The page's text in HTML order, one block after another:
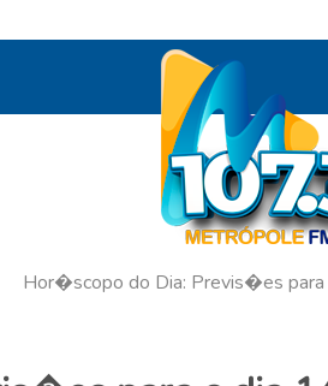
Hor�scopo do Dia: Previs�es